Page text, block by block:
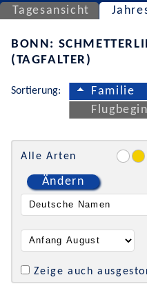
Tagesansicht
BONN:
(TAGFALTER)
Sortierung: Familie
Alle Arten
Ändern
Zeige auch